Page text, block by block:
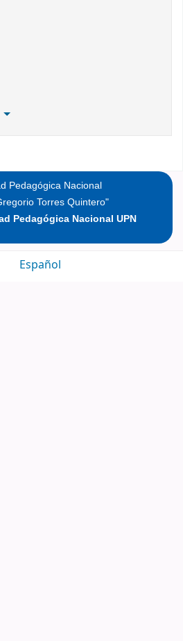
Pedagógica Nacional
Torres Quintero"
Pedagógica Nacional UPN
Español